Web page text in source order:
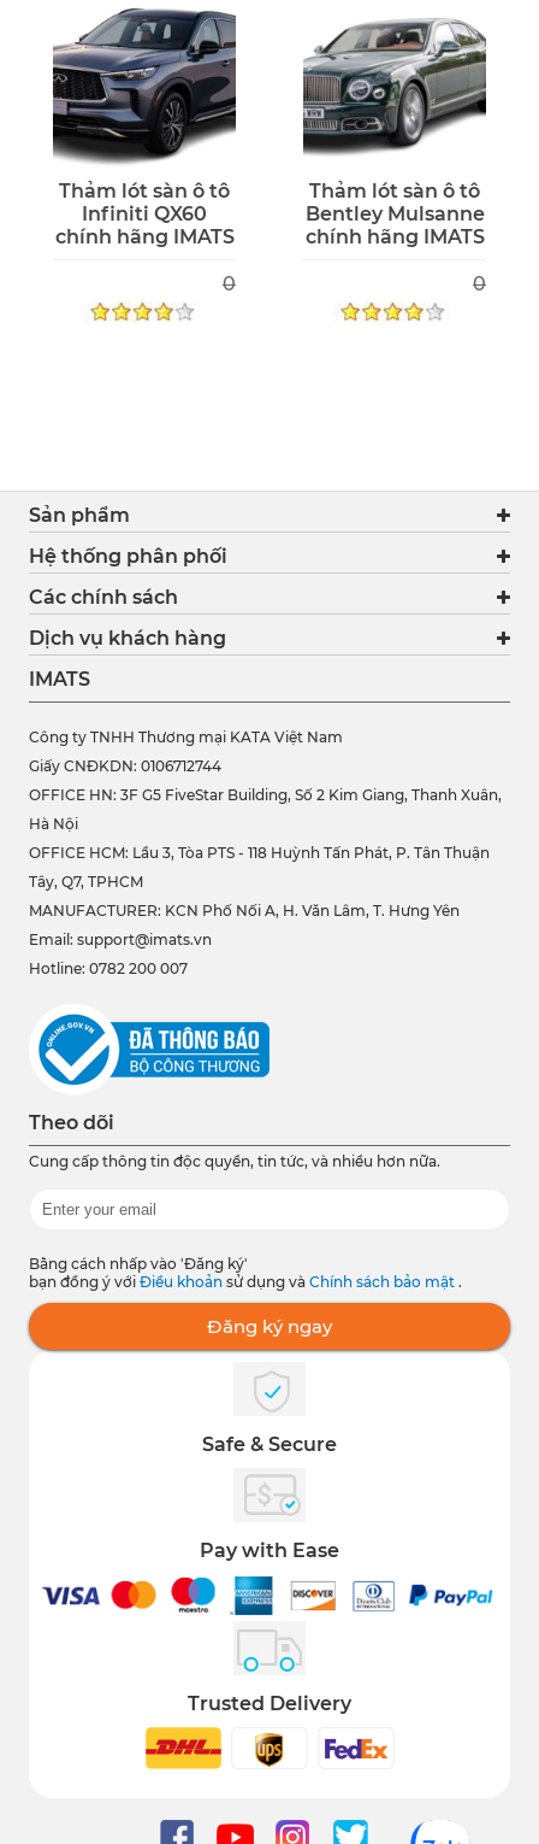
Thảm lót sàn ô tô
Infiniti QX60
chính hãng IMATS
0
Thảm lót sàn ô tô
Bentley Mulsanne
chính hãng IMATS
0
Sản phẩm
Hệ thống phân phối
Các chính sách
Dịch vụ khách hàng
IMATS
Công ty TNHH Thương mại KATA Việt Nam
Giấy CNĐKDN: 0106712744
OFFICE HN: 3F G5 FiveStar Building, Số 2 Kim Giang, Thanh Xuân,
Hà Nội
OFFICE HCM: Lầu 3, Tòa PTS - 118 Huỳnh Tấn Phát, P. Tân Thuận
Tây, Q7, TPHCM
MANUFACTURER: KCN Phố Nối A, H. Văn Lâm, T. Hưng Yên
Email: support@imats.vn
Hotline: 0782 200 007
Theo dõi
Cung cấp thông tin độc quyền, tin tức, và nhiều hơn nữa.
Bằng cách nhấp vào 'Đăng ký'
bạn đồng ý với Điều khoản sử dụng và Chính sách bảo mật .
Đăng ký ngay
Safe & Secure
Pay with Ease
Trusted Delivery